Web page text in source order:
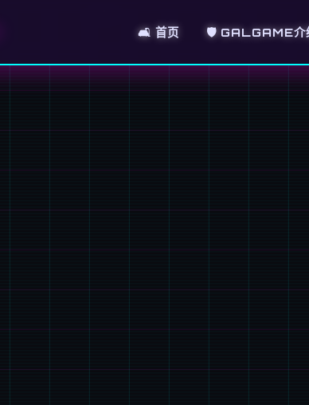
🛋️ 首页 🛡️ GALGAME介